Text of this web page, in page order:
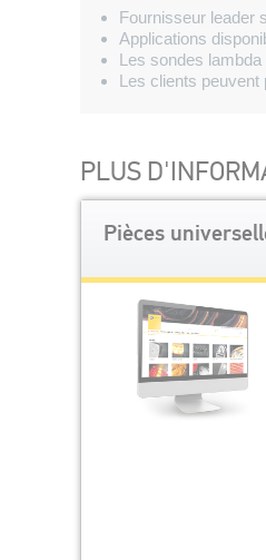
Fournisseur leader
Applications
Les sondes
Les clients
PLUS
Pièces